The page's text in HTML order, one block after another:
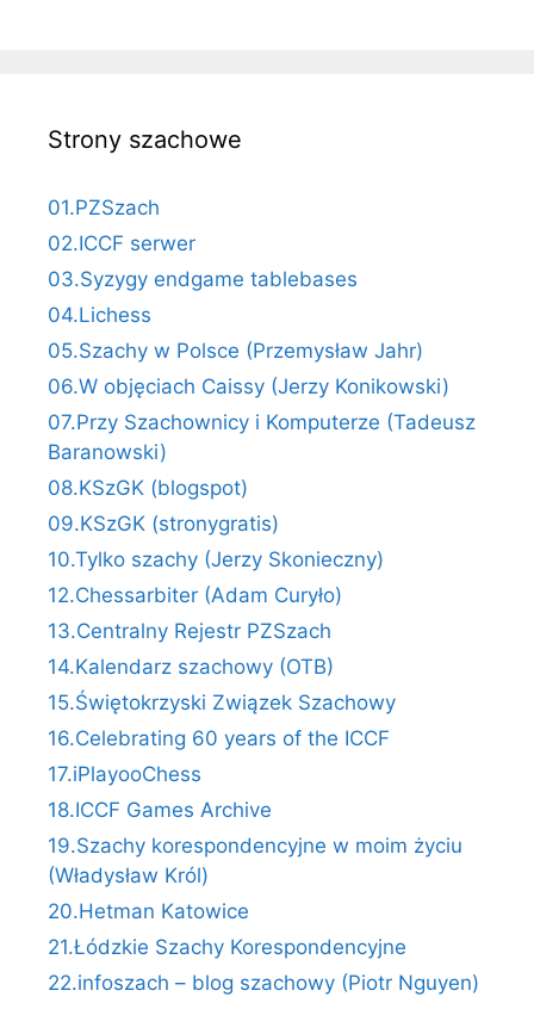
Strony szachowe
01.PZSzach
02.ICCF serwer
03.Syzygy endgame tablebases
04.Lichess
05.Szachy w Polsce (Przemysław Jahr)
06.W objęciach Caissy (Jerzy Konikowski)
07.Przy Szachownicy i Komputerze (Tadeusz
Baranowski)
08.KSzGK (blogspot)
09.KSzGK (stronygratis)
10.Tylko szachy (Jerzy Skonieczny)
12.Chessarbiter (Adam Curyło)
13.Centralny Rejestr PZSzach
14.Kalendarz szachowy (OTB)
15.Świętokrzyski Związek Szachowy
16.Celebrating 60 years of the ICCF
17.iPlayooChess
18.ICCF Games Archive
19.Szachy korespondencyjne w moim życiu
(Władysław Król)
20.Hetman Katowice
21.Łódzkie Szachy Korespondencyjne
22.infoszach – blog szachowy (Piotr Nguyen)